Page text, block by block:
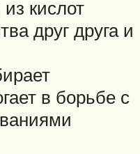
кислот
друг друга и
в борьбе с